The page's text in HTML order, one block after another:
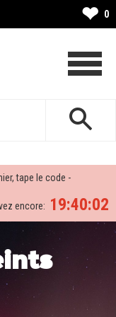
❤ 0
tape le code -
19:40:01
encore: